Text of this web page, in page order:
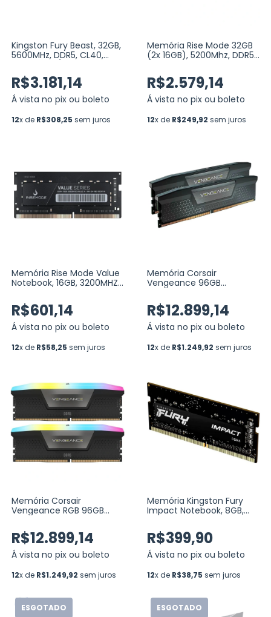
Kingston Fury Beast, 32GB,
5600MHz, DDR5, CL40,
Preto (KF556C40BB2-32)
R$3.181,14
Á vista no pix ou boleto
12x de R$308,25 sem juros
Memória Rise Mode 32GB
(2x 16GB), 5200Mhz, DDR5,
(RM-D5-2X16G-5200ZE-B)
R$2.579,14
Á vista no pix ou boleto
12x de R$249,92 sem juros
Memória Rise Mode Value
Notebook, 16GB, 3200MHZ,
3200VN)
R$601,14
Á vista no pix ou boleto
12x de R$58,25 sem juros
Memória Corsair
Vengeance 96GB
CL36 AMD EXPO / Intel
XMP
(CMK96GX5M2E6000Z36)
R$12.899,14
Á vista no pix ou boleto
12x de R$1.249,92 sem juros
Memória Corsair
Vengeance RGB 96GB
C40
(CMH96GX5M2B5600C40)
R$12.899,14
Á vista no pix ou boleto
12x de R$1.249,92 sem juros
Memória Kingston Fury
Impact Notebook, 8GB,
(KF432S20IB/8)
R$399,90
Á vista no pix ou boleto
12x de R$38,75 sem juros
ESGOTADO ESGOTADO